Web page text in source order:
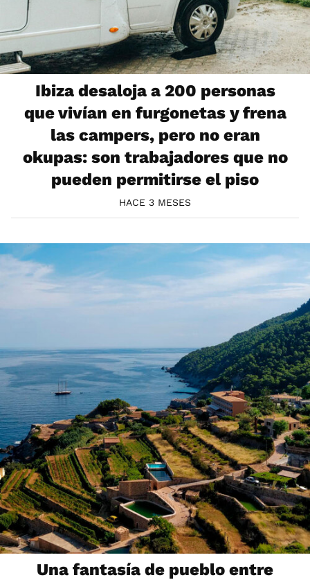
Ibiza desaloja a 200 personas
que vivían en furgonetas y frena
las campers, pero no eran
okupas: son trabajadores que no
pueden permitirse el piso
HACE 3 MESES
Una fantasía de pueblo entre